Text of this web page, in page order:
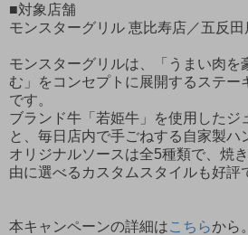
■対象店舗
モンスターグリル 恵比寿店／五反
モンスターグリルは、「うまい肉を
む」をコンセプトに展開するステー
です。
ブランド牛「若姫牛」を使用したジ
と、毎日店内で手ごねする自家製ハ
オリジナルソースは全5種類で、焼
由に選べるカスタムスタイルも好評
本キャンペーンの詳細はこちらから。